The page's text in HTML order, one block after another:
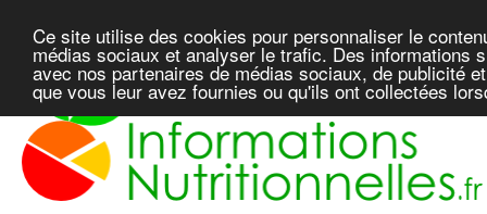
Ce site utilise des cookies pour personnaliser le
médias sociaux et analyser le trafic. Des informations
avec nos partenaires de médias sociaux, de publicité
que vous leur avez fournies ou qu'ils ont collectées